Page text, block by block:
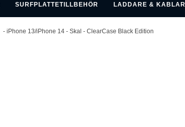
SURFPLATTETILLBEHÖR LADDARE & KABLAR
- iPhone 13/iPhone 14 - Skal - ClearCase Black Edition